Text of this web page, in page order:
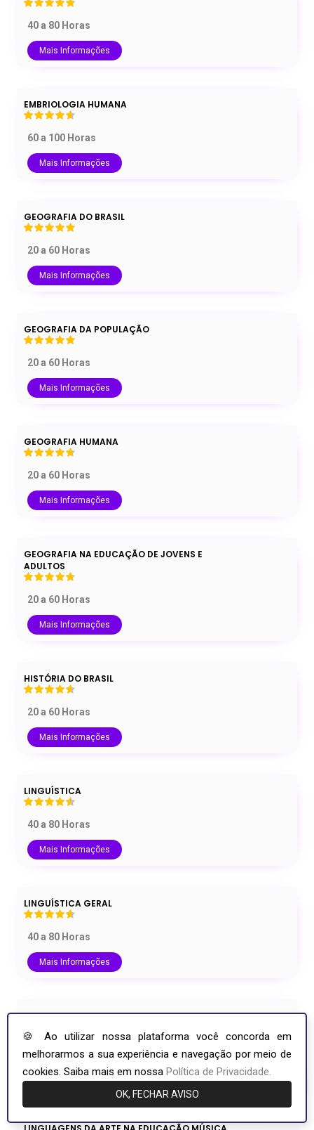
🍪 Ao utilizar nossa plataforma você concorda em
melhorarmos a sua experiência e navegação por meio de
cookies. Saiba mais em nossa Política de Privacidade.
OK, FECHAR AVISO
40 a 80 Horas
Mais Informações
EMBRIOLOGIA HUMANA
60 a 100 Horas
Mais Informações
GEOGRAFIA DO BRASIL
20 a 60 Horas
Mais Informações
GEOGRAFIA DA POPULAÇÃO
20 a 60 Horas
Mais Informações
GEOGRAFIA HUMANA
20 a 60 Horas
Mais Informações
GEOGRAFIA NA EDUCAÇÃO DE JOVENS E
ADULTOS
20 a 60 Horas
Mais Informações
HISTÓRIA DO BRASIL
20 a 60 Horas
Mais Informações
LINGUÍSTICA
40 a 80 Horas
Mais Informações
LINGUÍSTICA GERAL
40 a 80 Horas
Mais Informações
MARXISMO
60 a 100 Horas
Mais Informações Olá, precisa de ajuda?
Atendimento
SOEducador